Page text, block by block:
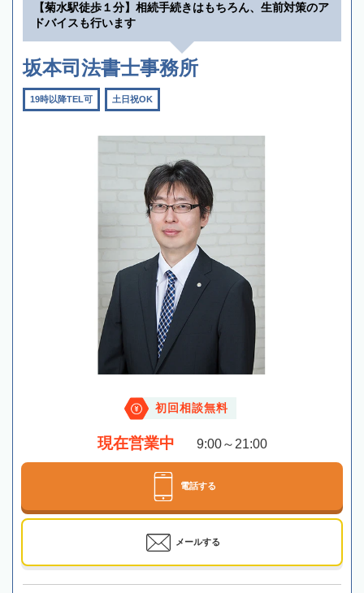
【菊水駅徒歩１分】相続手続きはもちろん、生前対策のア
ドバイスも行います
坂本司法書士事務所
19時以降TEL可 土日祝OK
初回相談無料
現在営業中 9:00～21:00
電話する
メールする